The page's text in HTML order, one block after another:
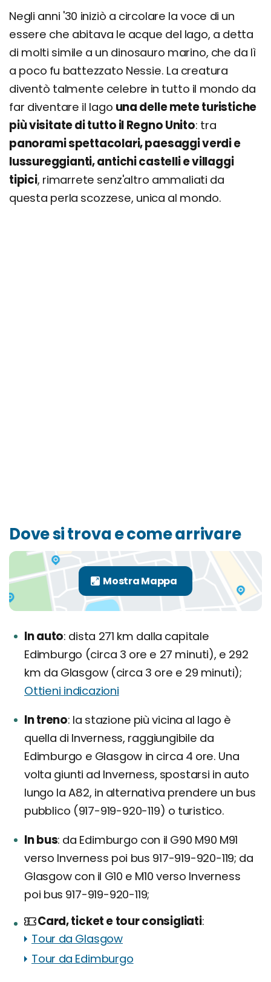
Negli anni '30 iniziò a circolare la voce di un
essere che abitava le acque del lago, a detta
di molti simile a un dinosauro marino, che da lì
a poco fu battezzato Nessie. La creatura
diventò talmente celebre in tutto il mondo da
far diventare il lago una delle mete turistiche
più visitate di tutto il Regno Unito: tra
panorami spettacolari, paesaggi verdi e
lussureggianti, antichi castelli e villaggi
tipici, rimarrete senz'altro ammaliati da
questa perla scozzese, unica al mondo.
Dove si trova e come arrivare
In auto dista 271 km dalla capitale
Edimburgo (circa 3 ore e 27 minuti), e 292
km da Glasgow (circa 3 ore e 29 minuti);
Ottieni indicazioni
In treno la stazione più vicina al lago è
quella di Inverness, raggiungibile da
Edimburgo e Glasgow in circa 4 ore. Una
volta giunti ad Inverness, spostarsi in auto
lungo la A82, in alternativa prendere un bus
pubblico (917-919-920-119) o turistico.
In bus da Edimburgo con il G90 M90 M91
verso Inverness poi bus 917-919-920-119; da
Glasgow con il G10 e M10 verso Inverness
poi bus 917-919-920-119;
Card, ticket e tour consigliati
Tour da Glasgow
Tour da Edimburgo